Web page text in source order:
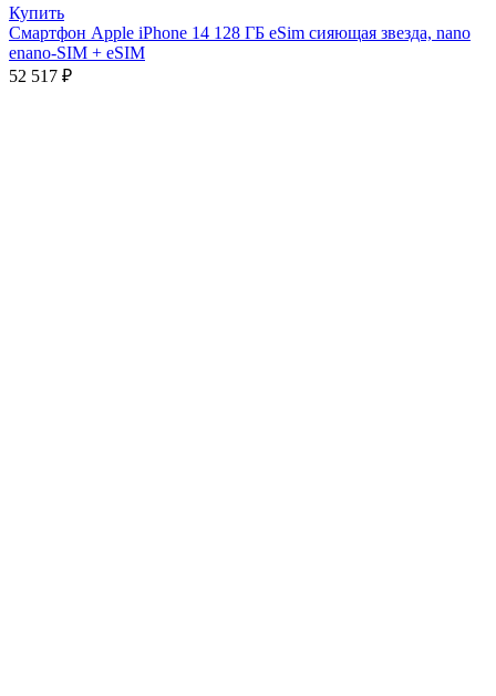
Купить
Смартфон Apple iPhone 14 128 ГБ eSim сияющая звезда, nano
еnano-SIM + eSIM
52 517 ₽